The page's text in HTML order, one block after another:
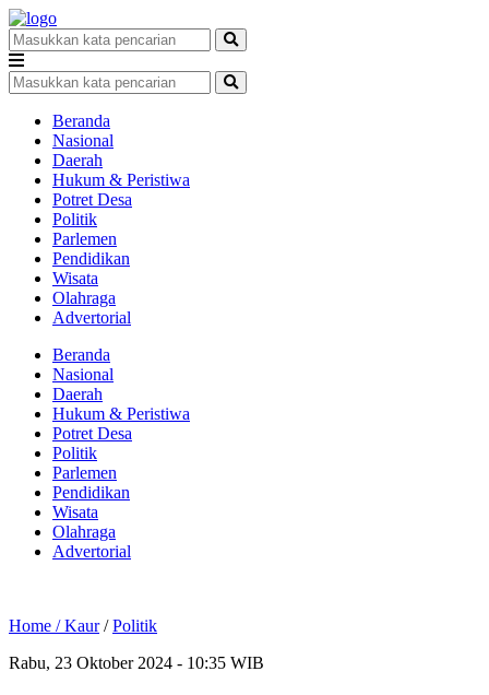
Beranda
Nasional
Daerah
Hukum & Peristiwa
Potret Desa
Politik
Parlemen
Pendidikan
Wisata
Olahraga
Advertorial
Beranda
Nasional
Daerah
Hukum & Peristiwa
Potret Desa
Politik
Parlemen
Pendidikan
Wisata
Olahraga
Advertorial
Home /Kaur/Politik
Rabu, 23 Oktober 2024 - 10:35 WIB